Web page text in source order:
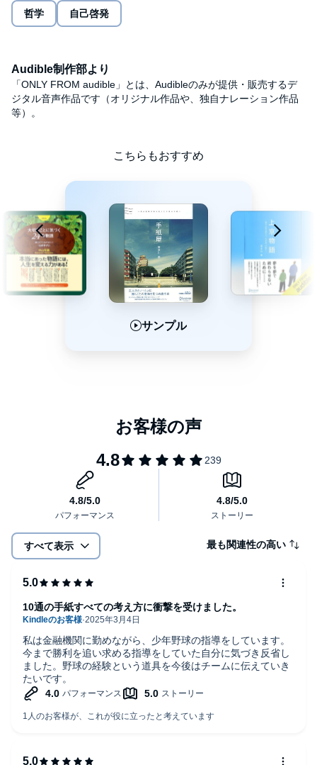
屋」。
十通の手紙をやりとりすることで、夢を実現させてくれるという
「手紙屋」とのやりとりを通じてどのように変わっていくのか？
勉強の本当の意味とは? その面白さとは? そして、夢を実現するた
めに本当に必要なこととは？
ベストセラー『君と会えたから……』『手紙屋』の著者が満を持
して贈る、渾身のメッセージ。
哲学 自己啓発
Audible制作部より
「ONLY FROM audible」とは、Audibleのみが提供・販売するデ
ジタル音声作品です（オリジナル作品や、独自ナレーション作品
等）。
こちらもおすすめ
サンプル
すべて表示 最も関連性の高い
私は金融機関に勤めながら、少年野球の指導をしています。
今まで勝利を追い求める指導をしていた自分に気づき反省し
ました。野球の経験という道具を今後はチームに伝えていき
たいです。
10通の手紙すべての考え方に衝撃を受けました。